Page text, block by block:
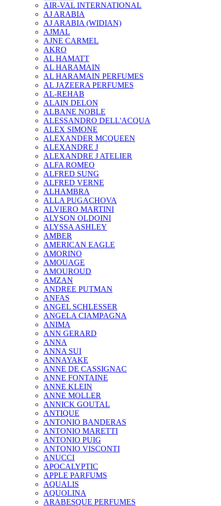
AIR-VAL INTERNATIONAL
AJ ARABIA
AJ ARABIA (WIDIAN)
AJMAL
AJNE CARMEL
AKRO
AL HAMATT
AL HARAMAIN
AL HARAMAIN PERFUMES
AL JAZEERA PERFUMES
AL-REHAB
ALAIN DELON
ALBANE NOBLE
ALESSANDRO DELL'ACQUA
ALEX SIMONE
ALEXANDER MCQUEEN
ALEXANDRE J
ALEXANDRE J ATELIER
ALFA ROMEO
ALFRED SUNG
ALFRED VERNE
ALHAMBRA
ALLA PUGACHOVA
ALVIERO MARTINI
ALYSON OLDOINI
ALYSSA ASHLEY
AMBER
AMERICAN EAGLE
AMORINO
AMOUAGE
AMOUROUD
AMZAN
ANDREE PUTMAN
ANFAS
ANGEL SCHLESSER
ANGELA CIAMPAGNA
ANIMA
ANN GERARD
ANNA
ANNA SUI
ANNAYAKE
ANNE DE CASSIGNAC
ANNE FONTAINE
ANNE KLEIN
ANNE MOLLER
ANNICK GOUTAL
ANTIQUE
ANTONIO BANDERAS
ANTONIO MARETTI
ANTONIO PUIG
ANTONIO VISCONTI
ANUCCI
APOCALYPTIC
APPLE PARFUMS
AQUALIS
AQUOLINA
ARABESQUE PERFUMES